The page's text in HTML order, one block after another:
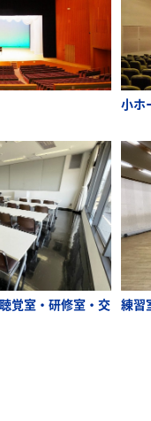
小ホ
覚室・研修室・交
練習